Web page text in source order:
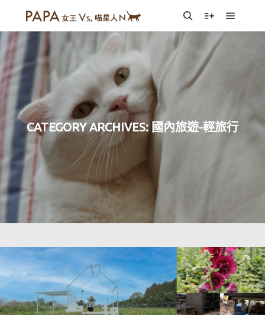
SearchMore info
Main
CATEGORY ARCHIVES: 國內旅遊-輕旅行